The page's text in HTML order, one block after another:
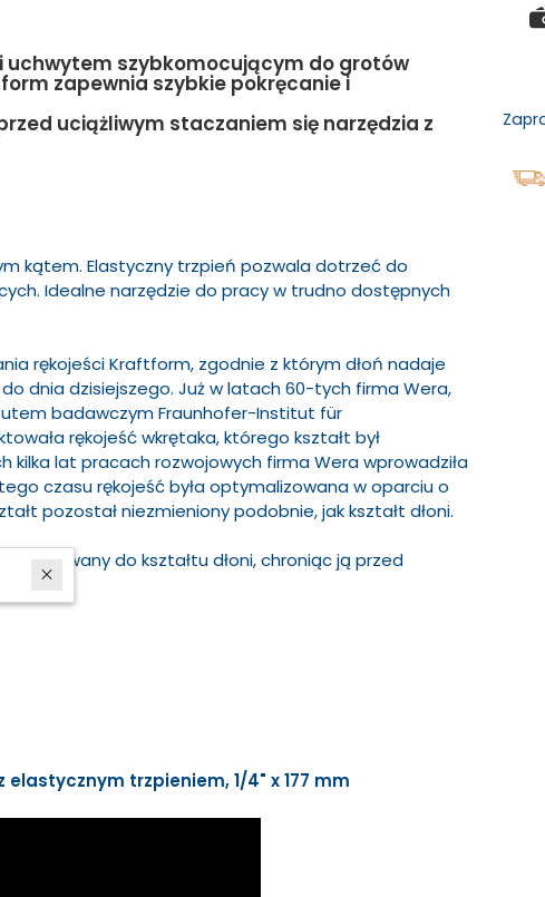
uchwytem szybkomocującym do grotów
zapewnia szybkie pokręcanie i
uciążliwym staczaniem się narzędzia z
kątem. Elastyczny trzpień pozwala dotrzeć do
Idealne narzędzie do pracy w trudno dostępnych
rękojeści Kraftform, zgodnie z którym dłoń nadaje
dnia dzisiejszego. Już w latach 60-tych firma Wera,
badawczym Fraunhofer-Institut für
rękojeść wkrętaka, którego kształt był
kilka lat pracach rozwojowych firma Wera wprowadziła
czasu rękojeść była optymalizowana w oparciu o
pozostał niezmieniony podobnie, jak kształt dłoni.
do kształtu dłoni, chroniąc ją przed
elastycznym trzpieniem, 1/4" x 177 mm